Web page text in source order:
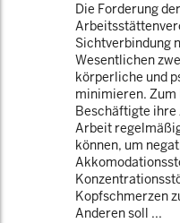
Die Forderung der
Sichtverbindung
Wesentlichen
körperliche und
minimieren. Zum
Beschäftigte ihre
Arbeit
können, um
Kopfschmerzen
Anderen soll ...